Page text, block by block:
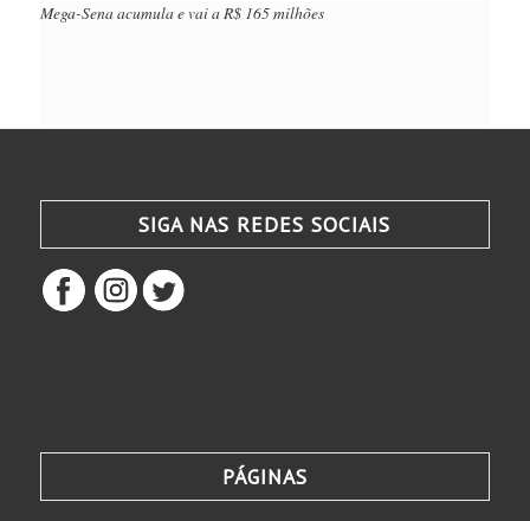
Mega-Sena acumula e vai a R$ 165 milhões
SIGA NAS REDES SOCIAIS
PÁGINAS